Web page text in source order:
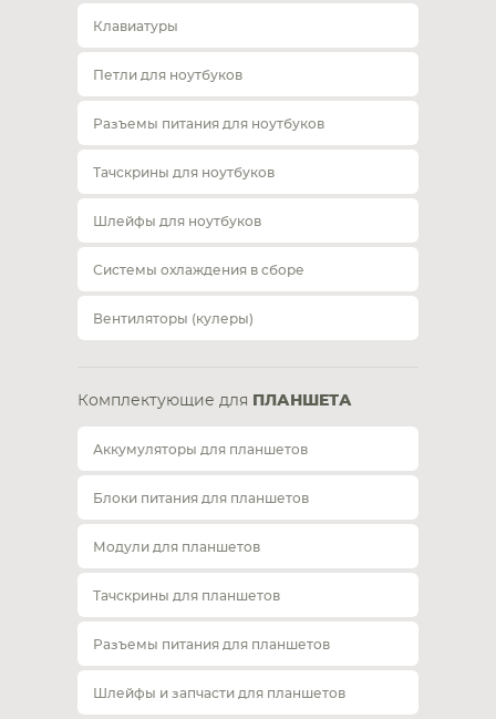
Клавиатуры
Петли для ноутбуков
Разъемы питания для ноутбуков
Тачскрины для ноутбуков
Шлейфы для ноутбуков
Системы охлаждения в сборе
Вентиляторы (кулеры)
Комплектующие для ПЛАНШЕТА
Аккумуляторы для планшетов
Блоки питания для планшетов
Модули для планшетов
Тачскрины для планшетов
Разъемы питания для планшетов
Шлейфы и запчасти для планшетов